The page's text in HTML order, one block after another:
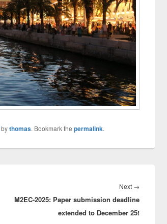
bythomas. Bookmark the permalink.
Next →
post:
M2EC-2025: Paper submission deadline
extended to December 25!